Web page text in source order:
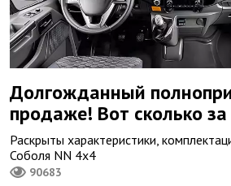
Долгожданный
продаже! Вот сколько за
Раскрыты характеристики,
Соболя NN 4х4
90683